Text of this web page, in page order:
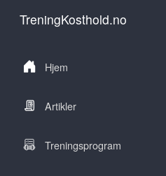
TreningKosthold.no
Hjem
Artikler
Treningsprogram